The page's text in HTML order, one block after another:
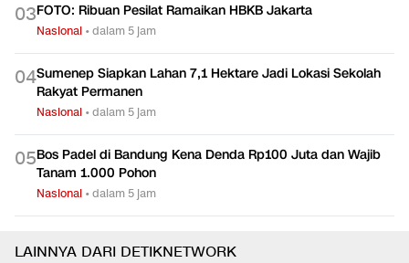
03FOTO: Ribuan Pesilat Ramaikan HBKB Jakarta
Nasional •dalam 5 jam
04Sumenep Siapkan Lahan 7,1 Hektare Jadi Lokasi Sekolah
Rakyat Permanen
Nasional •dalam 5 jam
05Bos Padel di Bandung Kena Denda Rp100 Juta dan Wajib
Tanam 1.000 Pohon
Nasional •dalam 5 jam
LAINNYA DARI DETIKNETWORK